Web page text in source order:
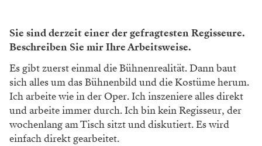
Sie sind derzeit einer der gefragtesten Regisseure.
Beschreiben Sie mir Ihre Arbeitsweise.
Es gibt zuerst einmal die Bühnenrealität. Dann baut
sich alles um das Bühnenbild und die Kostüme herum.
Ich arbeite wie in der Oper. Ich inszeniere alles direkt
und arbeite immer durch. Ich bin kein Regisseur, der
wochenlang am Tisch sitzt und diskutiert. Es wird
einfach direkt gearbeitet.